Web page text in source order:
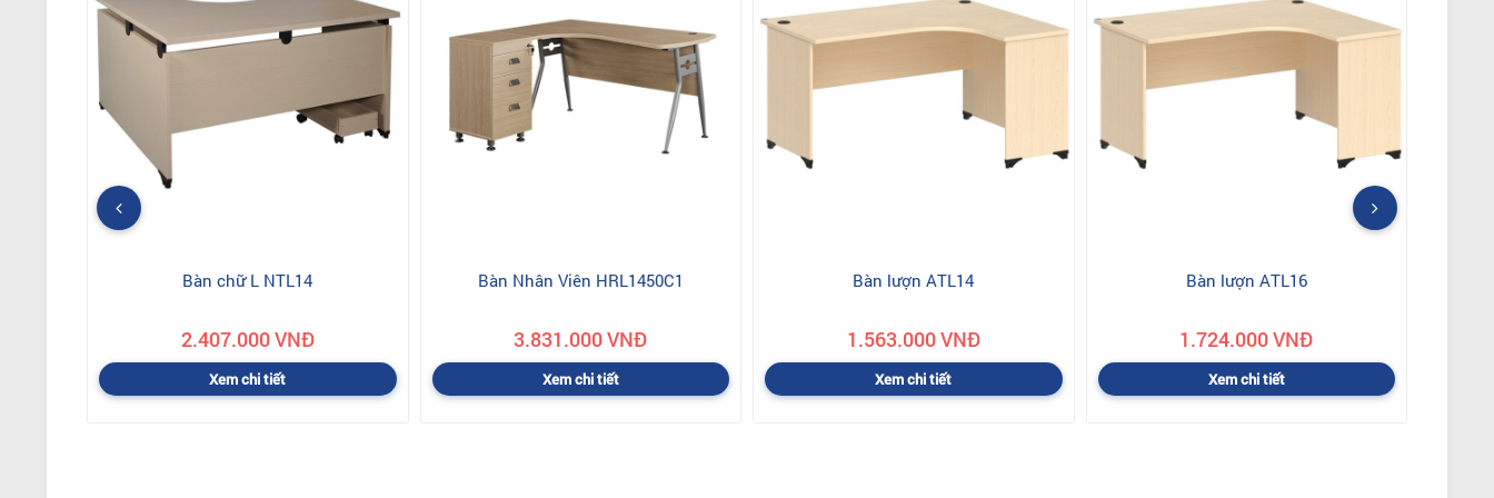
Bàn chữ L NTL14
2.407.000 VNĐ
Xem chi tiết
Bàn Nhân Viên HRL1450C1
3.831.000 VNĐ
Xem chi tiết
Bàn lượn ATL14
1.563.000 VNĐ
Xem chi tiết
Bàn lượn ATL16
1.724.000 VNĐ
Xem chi tiết